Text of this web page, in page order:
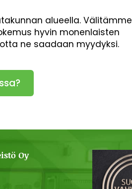
alueella. Välitämme
hyvin monenlaisten
ne saadaan myydyksi.
Oy